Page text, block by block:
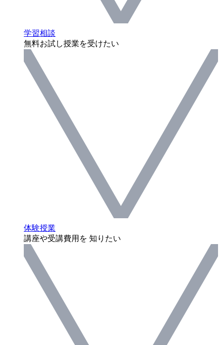
学習相談
無料お試し授業を受けたい
体験授業
講座や受講費用を 知りたい